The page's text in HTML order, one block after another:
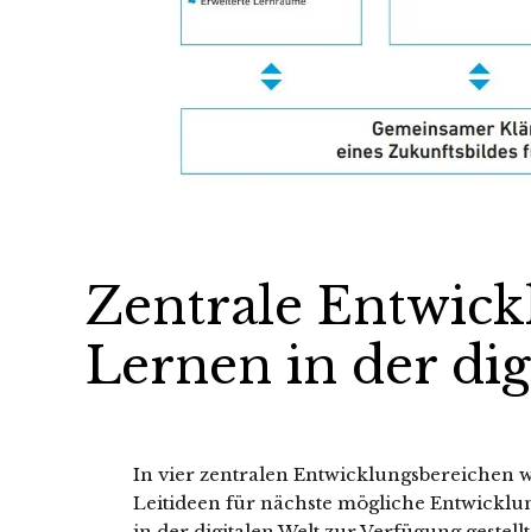
Zentrale
Lernen in der
In vier zentralen Entwicklungsbereichen
Leitideen für nächste mögliche